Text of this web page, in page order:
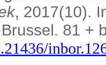
, 2017(10).
81 +